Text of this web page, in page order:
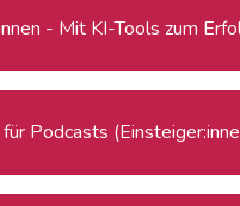
- Mit KI-Tools zum
Podcasts